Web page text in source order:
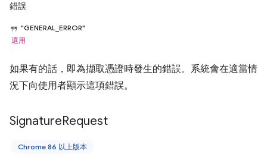
錯誤
"GENERAL_ERROR"
選用
如果有的話，即為擷取憑證時發生的錯誤。系統會在適當情
況下向使用者顯示這項錯誤。
SignatureRequest
Chrome 86 以上版本